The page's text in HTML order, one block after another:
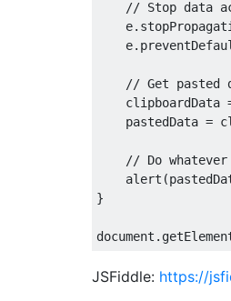
// Stop data
    e
.
    e
.
// Get pasted
    clipboardData
    pastedData
=
// Do
    alert
(
}
document .
JSFiddle: https://